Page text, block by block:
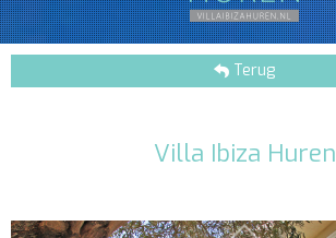
Terug
Villa Ibiza Huren